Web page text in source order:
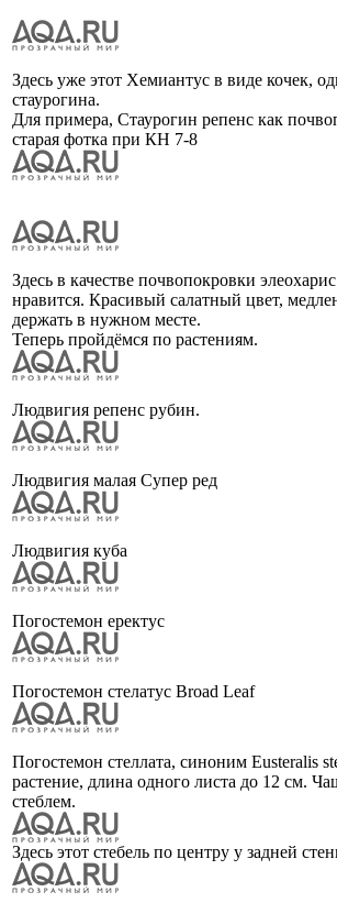
Здесь уже этот Хемиантус в виде кочек,
стаурогина.
Для примера, Стаурогин репенс как
старая фотка при КН 7-8
Здесь в качестве почвопокровки
нравится. Красивый салатный цвет,
держать в нужном месте.
Теперь пройдёмся по растениям.
Людвигия репенс рубин.
Людвигия малая Супер ред
Людвигия куба
Погостемон еректус
Погостемон стелатус Broad Leaf
Погостемон стеллата, синоним Eusteralis
растение, длина одного листа до 12 см.
стеблем.
Здесь этот стебель по центру у задней